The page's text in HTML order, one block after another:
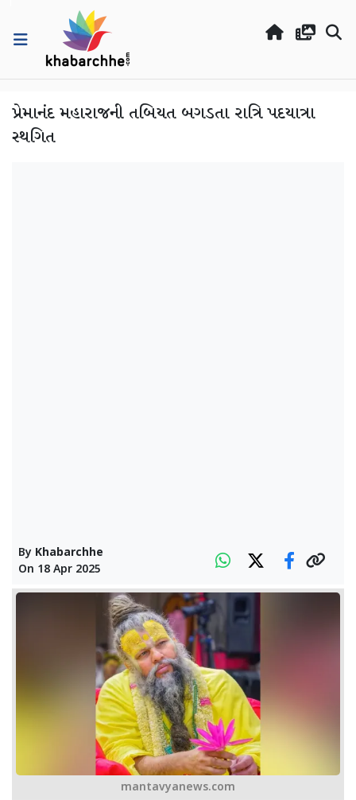
પ્રેમાનંદ મહારાજની તબિયત બગડતા રાત્રિ પદયાત્રા
સ્થગિત
By Khabarchhe
On 18 Apr 2025
mantavyanews.com